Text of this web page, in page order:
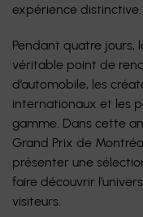
expérience distinctive.
Pendant quatre jours,
véritable point de
d’automobile, les
internationaux et les
gamme. Dans cette
Grand Prix de
présenter une
faire découvrir
visiteurs.